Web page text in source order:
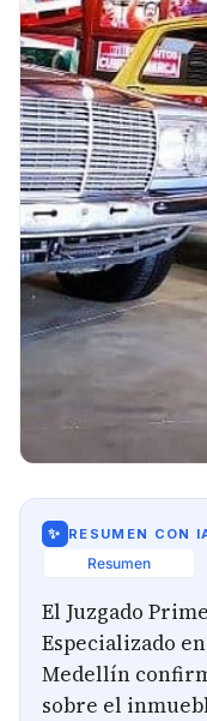
✨ RESUMEN CON
Resumen
El Juzgado
Especializado
Medellín
sobre el